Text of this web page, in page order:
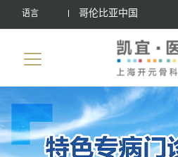
语言 哥伦比亚中国